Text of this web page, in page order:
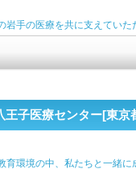
岩手の医療を共に支えていた
王子医療センター[東京
育環境の中、私たちと一緒に